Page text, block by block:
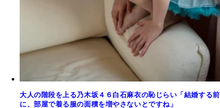
大人の階段を上る乃木坂４６白石麻衣の恥じらい「結婚する前
に、部屋で着る服の面積を増やさないとですね」